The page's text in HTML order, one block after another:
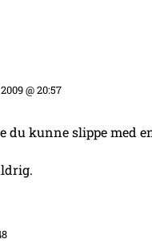
@ 20:57
kunne slippe med